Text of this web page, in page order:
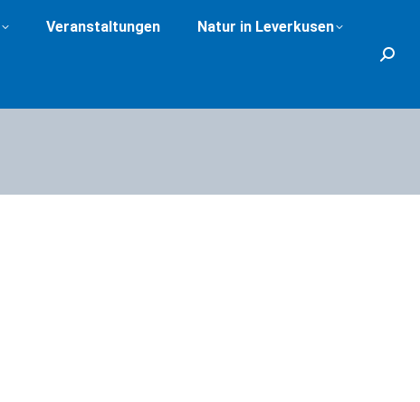
Veranstaltungen Natur in Leverkusen